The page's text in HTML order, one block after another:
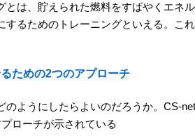
とは、貯えられた燃料をすばやくエネ
するためのトレーニングといえる。こ
ための2つのアプローチ
のようにしたらよいのだろうか。CS-
ローチが示されている